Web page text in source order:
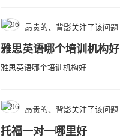
昂贵的、背影关注了该问题
雅思英语哪个培训机构好
雅思英语哪个培训机构好
昂贵的、背影关注了该问题
托福一对一哪里好